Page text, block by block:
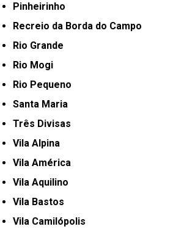
Pinheirinho
Recreio da Borda do Campo
Rio Grande
Rio Mogi
Rio Pequeno
Santa Maria
Três Divisas
Vila Alpina
Vila América
Vila Aquilino
Vila Bastos
Vila Camilópolis